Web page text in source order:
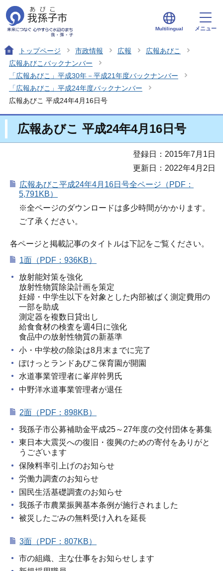
Multilingual メニュー
トップページ 市政情報 広報
広報あびこ
広報あびこバックナンバー
「広報あびこ」平成30年－平成21年度バックナンバー
「広報あびこ」平成24年度バックナンバー
広報あびこ 平成24年4月16日号
広報あびこ 平成24年4月16日号
登録日：2015年7月1日
更新日：2022年4月2日
広報あびこ平成24年4月16日号全ページ（PDF：
5,791KB）
※全ページのダウンロードは多少時間がかかります。
ご了承ください。
各ページと掲載記事のタイトルは下記をご覧ください。
1面（PDF：936KB）
放射能対策を強化
放射性物質除染計画を策定
妊婦・中学生以下を対象とした内部被ばく測定費用の
一部を助成
測定器を複数日貸出し
給食食材の検査を週4日に強化
食品中の放射性物質の新基準
小・中学校の除染は8月末までに完了
ぽけっとランドあびこ保育園が開園
水道事業管理者に峯岸幹男氏
中野洋水道事業管理者が退任
2面（PDF：898KB）
我孫子市公募補助金平成25～27年度の交付団体を募集
東日本大震災への復旧・復興のための寄付をありがと
うございます
保険料率引上げのお知らせ
労働力調査のお知らせ
国民生活基礎調査のお知らせ
我孫子市農業振興基本条例が施行されました
被災したごみの無料受け入れを延長
3面（PDF：807KB）
市の組織、主な仕事をお知らせします